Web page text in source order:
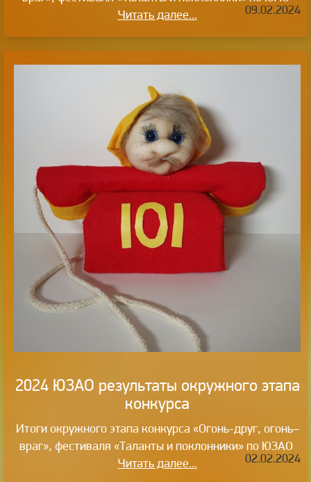
Читать далее...
09.02.2024
2024 ЮЗАО результаты окружного этапа
конкурса
Итоги окружного этапа конкурса «Огонь-друг, огонь–
враг», фестиваля «Таланты и поклонники» по ЮЗАО
Читать далее...
02.02.2024